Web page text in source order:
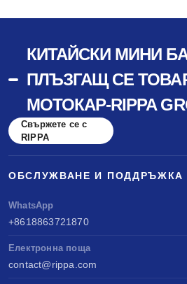
КИТАЙСКИ МИНИ
ПЛЪЗГАЩ СЕ
МОТОКАР-RIPPA
Свържете се с
RIPPA
ОБСЛУЖВАНЕ И ПОДДРЪЖКА
WhatsApp
+8618863721870
Електронна поща
contact@rippa.com